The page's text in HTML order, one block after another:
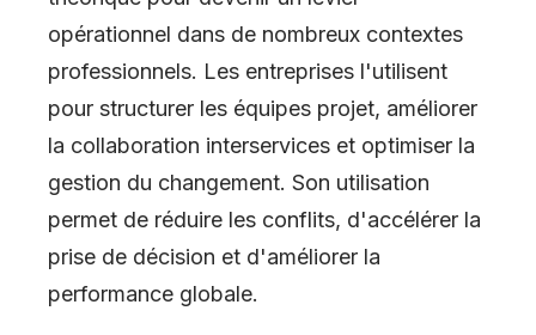
opérationnel dans de nombreux contextes
professionnels. Les entreprises l'utilisent
pour structurer les équipes projet, améliorer
la collaboration interservices et optimiser la
gestion du changement. Son utilisation
permet de réduire les conflits, d'accélérer la
prise de décision et d'améliorer la
performance globale.